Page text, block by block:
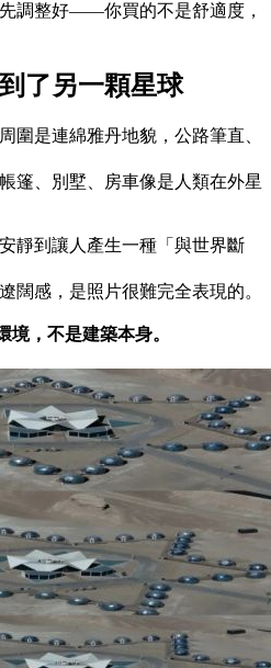
調整好——你買的不是舒適度，
了另一顆星球
圍是連綿雅丹地貌，公路筆直、
篷、別墅、房車像是人類在外星
靜到讓人產生一種「與世界斷
闊感，是照片很難完全表現的。
境，不是建築本身。